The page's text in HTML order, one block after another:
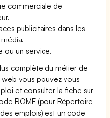
commerciale de
publicitaires dans les
ou un service.
complète du métier de
vous pouvez vous
et consulter la fiche sur
ROME (pour Répertoire
emplois) est un code